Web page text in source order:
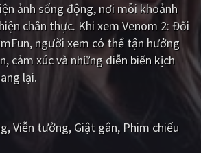
ảnh sống động, nơi mỗi khoảnh
chân thực. Khi xem Venom 2: Đối
người xem có thể tận hưởng
cảm xúc và những diễn biến kịch
lại.
Viễn tưởng Giật gân Phim chiếu